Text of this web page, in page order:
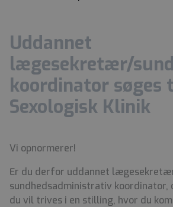
Uddannet
lægesekretær/
koordinator søges
Sexologisk Klinik
Vi opnormerer!
Er du derfor uddannet
sundhedsadministrativ
du vil trives i en stilling, hvor du